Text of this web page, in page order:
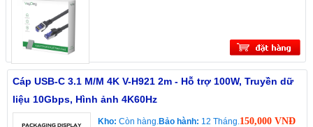
Cáp USB-C 3.1 M/M 4K V-H921 2m - Hỗ trợ 100W, Truyền dữ
liệu 10Gbps, Hình ảnh 4K60Hz
Kho: Còn hàng. Bảo hành: 12 Tháng. 150,000 VNĐ